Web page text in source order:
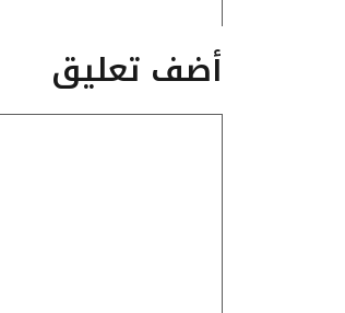
أضف تعليق